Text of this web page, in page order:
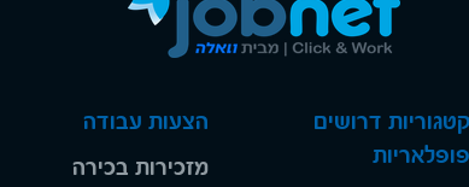
קטגוריות דרושים
פופלאריות
הצעות עבודה
מזכירות בכירה